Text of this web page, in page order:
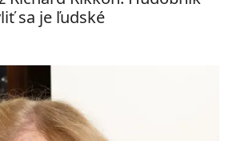
sa je ľudské